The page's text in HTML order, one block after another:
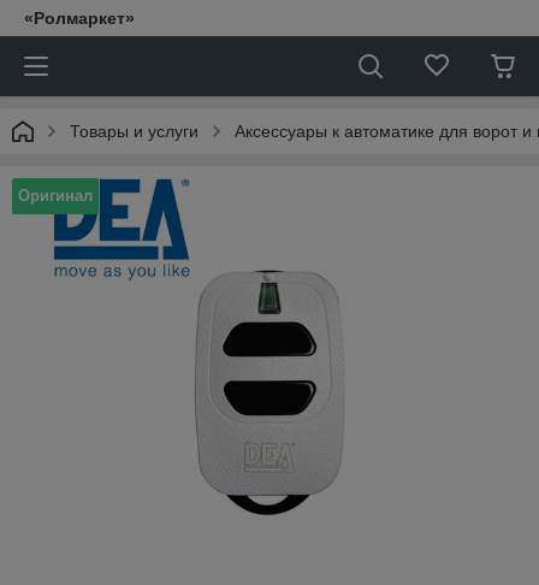
«Ролмаркет»
Товары и услуги Аксессуары к автоматике для ворот
Оригинал